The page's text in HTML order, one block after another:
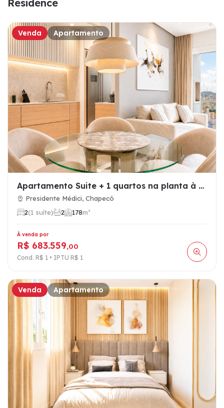
Residence
Venda Apartamento
Apartamento Suite + 1 quartos na planta à venda no Presiden…
Presidente Médici, Chapecó
2(1 suíte) 2 178m²
À venda por
R$ 683.559,00
Cond. R$ 1 • IPTU R$ 1
Venda Apartamento